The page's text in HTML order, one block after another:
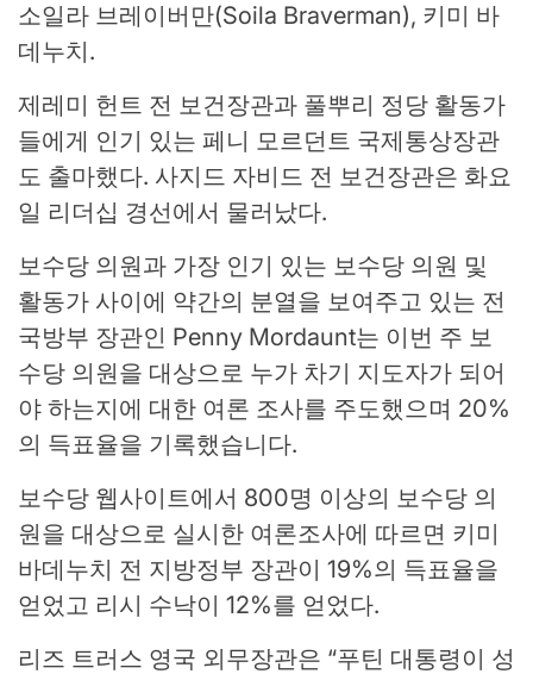
소일라 브레이버만(Soila Braverman), 키미 바
데누치.
제레미 헌트 전 보건장관과 풀뿌리 정당 활동가
들에게 인기 있는 페니 모르던트 국제통상장관
도 출마했다. 사지드 자비드 전 보건장관은 화요
일 리더십 경선에서 물러났다.
보수당 의원과 가장 인기 있는 보수당 의원 및
활동가 사이에 약간의 분열을 보여주고 있는 전
국방부 장관인 Penny Mordaunt는 이번 주 보
수당 의원을 대상으로 누가 차기 지도자가 되어
야 하는지에 대한 여론 조사를 주도했으며 20%
의 득표율을 기록했습니다.
보수당 웹사이트에서 800명 이상의 보수당 의
원을 대상으로 실시한 여론조사에 따르면 키미
바데누치 전 지방정부 장관이 19%의 득표율을
얻었고 리시 수낙이 12%를 얻었다.
리즈 트러스 영국 외무장관은 “푸틴 대통령이 성